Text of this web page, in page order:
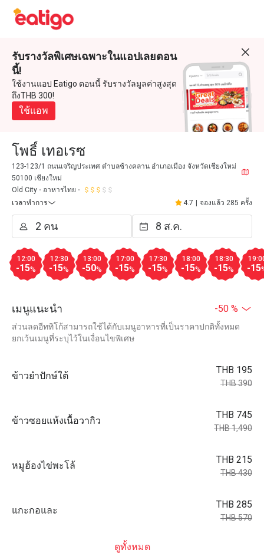
รับรางวัลพิเศษเฉพาะในแอปเลยตอน
นี้!
ใช้งานแอป Eatigo ตอนนี้ รับรางวัลมูลค่าสูงสุด
ถึงTHB 300!
ใช้แอพ
โพธิ์ เทอเรซ
123-123/1 ถนนเจริญประเทศ ตำบลช้างคลาน อำเภอเมือง จังหวัดเชียงใหม่
50100 เชียงใหม่
Old City
อาหารไทย
เวลาทำการ
4.7 จองแล้ว 285 ครั้ง
12:00
-15%
12:30
-15%
13:00
-50%
17:00
-15%
17:30
-15%
18:00
-15%
18:30
-15% -15
เมนูแนะนำ -50 %
ส่วนลดอีททิโก้สามารถใช้ได้กับเมนูอาหารที่เป็นราคาปกติทั้งหมด
ยกเว้นเมนูที่ระบุไว้ในเงื่อนไขพิเศษ
ข้าวยำปักษ์ใต้
THB 195
THB 390
ข้าวซอยแห้งเนื้อวากิว
THB 745
THB 1,490
หมูฮ้องไข่พะโล้
THB 215
THB 430
แกะกอและ
THB 285
THB 570
ดูทั้งหมด